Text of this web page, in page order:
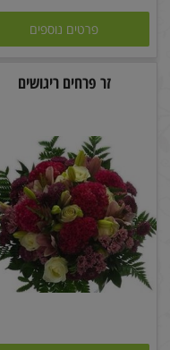
פרטים נוספים
זר פרחים ריגושים